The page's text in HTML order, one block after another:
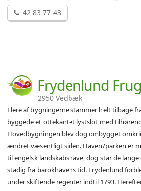
42 83 77 43
Frydenlund
2950 Vedbæk
Flere af bygningerne stammer helt tilbage
byggede et ottekantet lystslot med
Hovedbygningen blev dog ombygget
ændret væsentligt siden. Haven/parken er
til engelsk landskabshave, dog står de
stadig fra barokhavens tid. Frydenlund
under skiftende regenter indtil 1793.